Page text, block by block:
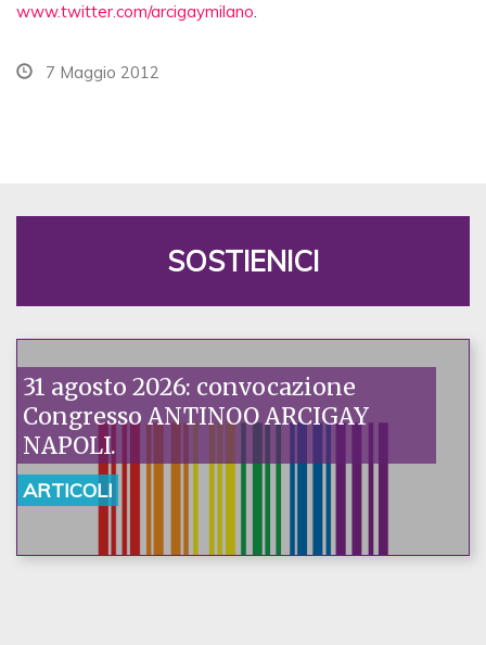
www.twitter.com/arcigaymilano.
7 Maggio 2012
SOSTIENICI
31 agosto 2026: convocazione
Congresso ANTINOO ARCIGAY
NAPOLI.
ARTICOLI